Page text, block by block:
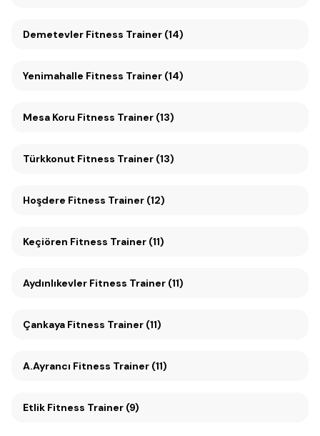
Demetevler Fitness Trainer (14)
Yenimahalle Fitness Trainer (14)
Mesa Koru Fitness Trainer (13)
Türkkonut Fitness Trainer (13)
Hoşdere Fitness Trainer (12)
Keçiören Fitness Trainer (11)
Aydınlıkevler Fitness Trainer (11)
Çankaya Fitness Trainer (11)
A.Ayrancı Fitness Trainer (11)
Etlik Fitness Trainer (9)